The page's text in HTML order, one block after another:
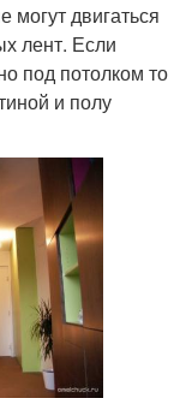
могут двигаться
лент. Если
под потолком то
и полу